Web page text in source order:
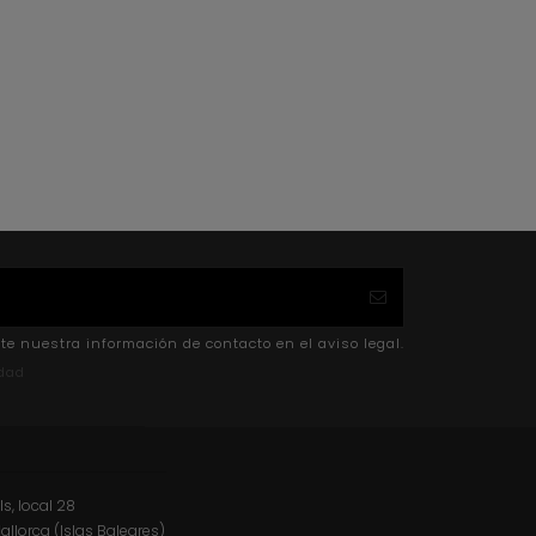
nuestra información de contacto en el aviso legal.
local 28
(Islas Baleares)